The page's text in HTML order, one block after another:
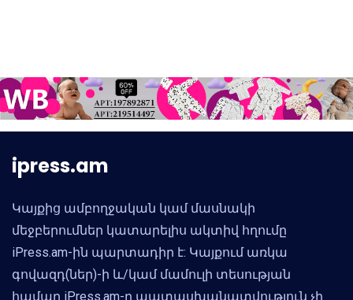
ipress.am
Կայքից ամբողջական կամ մասնակի
մեջբերումներ կատարելիս ակտիվ հղումը
iPress.am-ին պարտադիր է: Կայքում առկա
գովազդ(ներ)-ի և/կամ մամուլի տեսության
համար iPress.am-ը պատասխանատվություն չի